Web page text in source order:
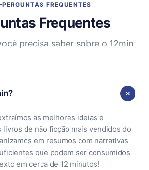
PERGUNTAS FREQUENTES
Frequentes
precisa saber sobre o 12min
as melhores ideias e
livros de não ficção mais vendidos do
em resumos com narrativas
que podem ser consumidos
em cerca de 12 minutos!